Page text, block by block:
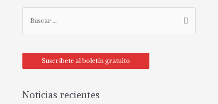
Suscríbete al boletín gratuito
Noticias recientes